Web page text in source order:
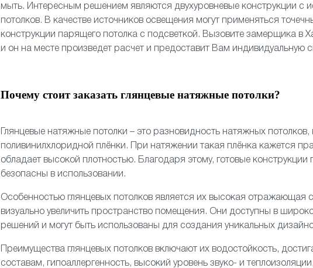
мыть. Интересным решением являются двухуровневые конструкции с
потолков. В качестве источников освещения могут применяться
конструкции парящего потолка с подсветкой. Вызовите замерщика в
и он на месте произведет расчет и предоставит Вам индивидуальную
Почему стоит заказать глянцевые натяжные потолки?
Глянцевые натяжные потолки – это разновидность натяжных потолков,
поливинилхлоридной плёнки. При натяжении такая плёнка кажется
обладает высокой плотностью. Благодаря этому, готовые конструкции
безопасны в использовании.
Особенностью глянцевых потолков является их высокая отражающая
визуально увеличить пространство помещения. Они доступны в
решений и могут быть использованы для создания уникальных
Преимущества глянцевых потолков включают их водостойкость,
составам, гипоаллергенность, высокий уровень звуко- и